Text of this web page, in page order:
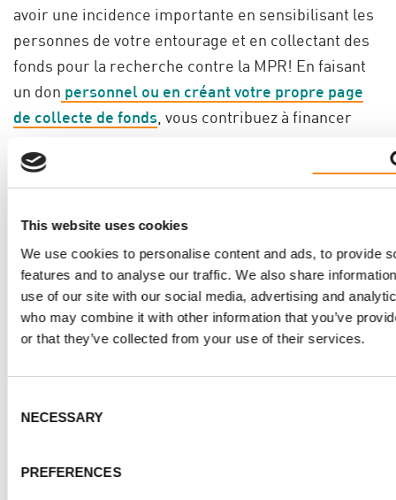
This website uses cookies
We use cookies to personalise content and ads, to provide
features and to analyse our traffic. We also share
use of our site with our social media, advertising and
who may combine it with other information that you’ve
or that they’ve collected from your use of their services.
Selection
NECESSARY
PREFERENCES
avoir une incidence importante en sensibilisant les
personnes de votre entourage et en collectant des
fonds pour la recherche contre la MPR! En faisant
un don personnel ou en créant votre propre page
de collecte de fonds , vous contribuez à financer
de la MPR de promouvoir les programmes de
recherche, la défense, l’éducation, le soutien, et la
sensibilisation afin de découvrir des traitements et
un remède contre la MPR et d’améliorer les vies de
toutes les personnes touchées.
Rappelez-vous que chaque dollar collecté nous
rapproche de notre but : Un remède contre la MPR!